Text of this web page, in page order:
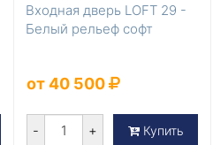
Входная дверь LOFT 29 -
Белый рельеф софт
от 40 500
- + Купить